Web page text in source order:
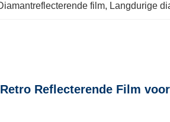
film, Langdurige
Reflecterende Film